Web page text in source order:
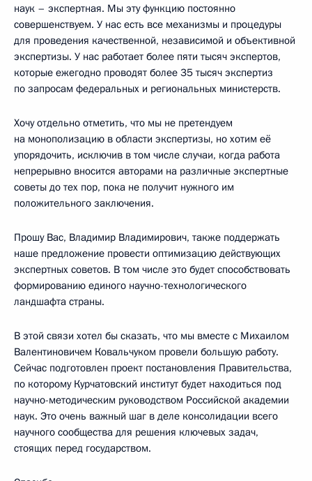
наук – экспертная. Мы эту функцию постоянно
совершенствуем. У нас есть все механизмы и процедуры
для проведения качественной, независимой и объективной
экспертизы. У нас работает более пяти тысяч экспертов,
которые ежегодно проводят более 35 тысяч экспертиз
по запросам федеральных и региональных министерств.
Хочу отдельно отметить, что мы не претендуем
на монополизацию в области экспертизы, но хотим её
упорядочить, исключив в том числе случаи, когда работа
непрерывно вносится авторами на различные экспертные
советы до тех пор, пока не получит нужного им
положительного заключения.
Прошу Вас, Владимир Владимирович, также поддержать
наше предложение провести оптимизацию действующих
экспертных советов. В том числе это будет способствовать
формированию единого научно-технологического
ландшафта страны.
В этой связи хотел бы сказать, что мы вместе с Михаилом
Валентиновичем Ковальчуком провели большую работу.
Сейчас подготовлен проект постановления Правительства,
по которому Курчатовский институт будет находиться под
научно-методическим руководством Российской академии
наук. Это очень важный шаг в деле консолидации всего
научного сообщества для решения ключевых задач,
стоящих перед государством.